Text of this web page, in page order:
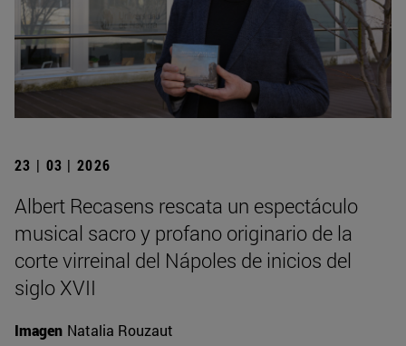
23 | 03 | 2026
Albert Recasens rescata un espectáculo
musical sacro y profano originario de la
corte virreinal del Nápoles de inicios del
siglo XVII
Imagen Natalia Rouzaut